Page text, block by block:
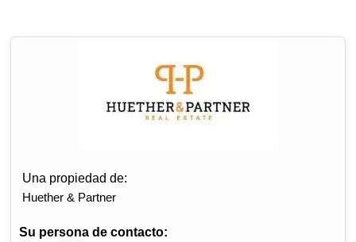
Una propiedad de:
Huether & Partner
Su persona de contacto: